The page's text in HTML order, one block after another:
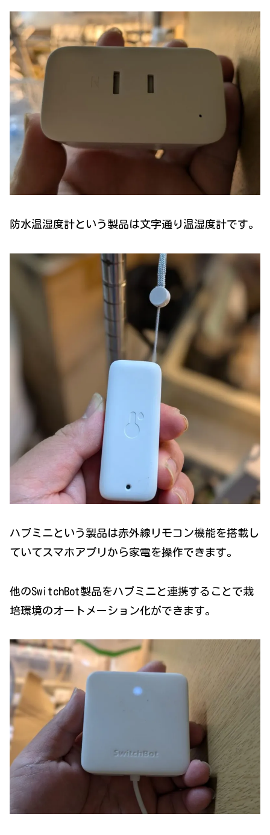
防水温湿度計という製品は文字通り温湿度計です。
ハブミニという製品は赤外線リモコン機能を搭載し
ていてスマホアプリから家電を操作できます。
他のSwitchBot製品をハブミニと連携することで栽
培環境のオートメーション化ができます。